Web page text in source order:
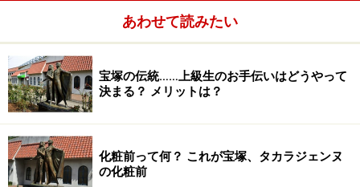
月組トップスター霧矢大夢・蒼乃夕妃―退団
＜関連記事＞
宝塚歌劇団 トップスターの変遷
※記事内容は執筆時点のものです。最新の内容をご確認くださ
い。
あわせて読みたい
宝塚の伝統……上級生のお手伝いはどうやって
決まる？ メリットは？
化粧前って何？ これが宝塚、タカラジェンヌ
の化粧前